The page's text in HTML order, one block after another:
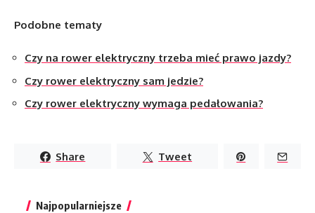
Podobne tematy
Czy na rower elektryczny trzeba mieć prawo jazdy?
Czy rower elektryczny sam jedzie?
Czy rower elektryczny wymaga pedałowania?
Share Tweet
Najpopularniejsze